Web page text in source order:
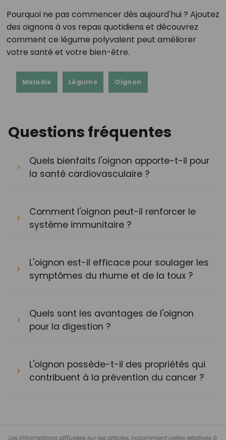
Pourquoi ne pas commencer dès aujourd'hui ? Ajoutez
des oignons à vos repas quotidiens et découvrez
comment ce légume polyvalent peut améliorer
votre santé et votre bien-être.
Maladie Légume Oignon
Questions fréquentes
Quels bienfaits l'oignon apporte-t-il pour
la santé cardiovasculaire ?
Comment l'oignon peut-il renforcer le
système immunitaire ?
L'oignon est-il efficace pour soulager les
symptômes du rhume et de la toux ?
Quels sont les avantages de l'oignon
pour la digestion ?
L'oignon possède-t-il des propriétés qui
contribuent à la prévention du cancer ?
Les informations diffusées sur les articles, notamment celles relatives à